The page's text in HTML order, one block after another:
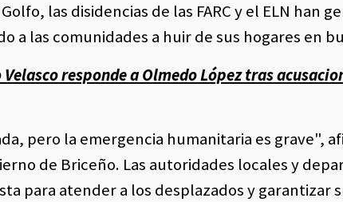
las disidencias de las FARC y el ELN han
a las comunidades a huir de sus hogares en
responde a Olmedo López tras
pero la emergencia humanitaria es grave",
de Briceño. Las autoridades locales y
para atender a los desplazados y garantizar